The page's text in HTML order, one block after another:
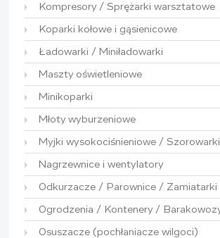
Kompresory / Sprężarki warsztatowe
Koparki kołowe i gąsienicowe
Ładowarki / Miniładowarki
Maszty oświetleniowe
Minikoparki
Młoty wyburzeniowe
Myjki wysokociśnieniowe /
Nagrzewnice i wentylatory
Odkurzacze / Parownice / Zamiatarki
Ogrodzenia / Kontenery /
Osuszacze (pochłaniacze wilgoci)